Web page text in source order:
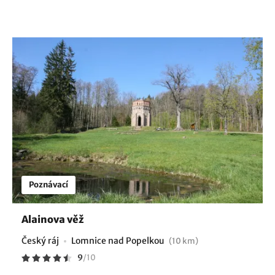
Poznávací
Alainova věž
Český ráj Lomnice nad Popelkou (10 km)
9/10